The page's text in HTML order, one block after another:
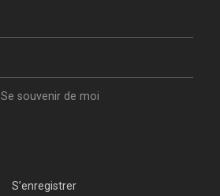
Se souvenir de moi
S’enregistrer